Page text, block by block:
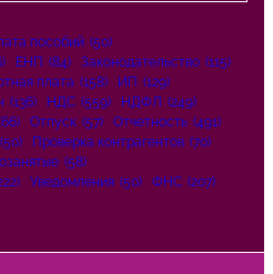
пособий (50)
ЕНП (84) Законодательство (115)
плата (158) ИП (129)
(136) НДС (559) НДФЛ (249)
Отпуск (57) Отчетность (491)
(50) Проверка контрагентов (70)
(58)
Уведомления (50) ФНС (207)